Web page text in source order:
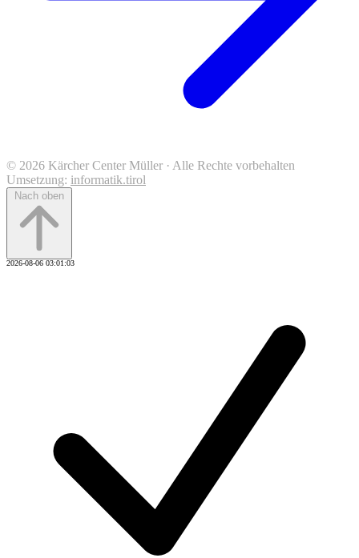
© 2026 Kärcher Center Müller · Alle Rechte vorbehalten
Umsetzung: informatik.tirol
Nach oben
2026-08-06 03:01:03